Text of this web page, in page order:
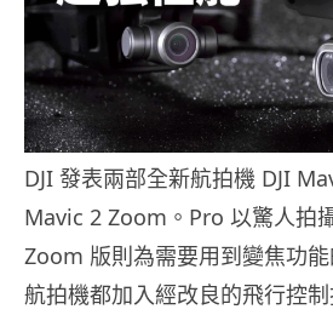
DJI 發表兩部全新航拍機 DJI
Mavic 2 Zoom。Pro 以驚人拍
Zoom 版則為需要用到變焦功
航拍機都加入經改良的飛行控